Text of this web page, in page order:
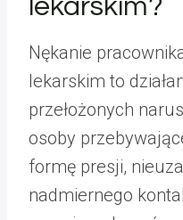
lekarskim?
Nękanie
lekarskim to
przełożonych
osoby
formę presji,
nadmiernego